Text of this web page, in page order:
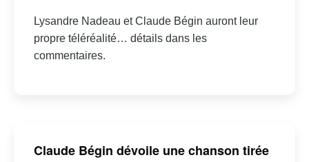
Lysandre Nadeau et Claude Bégin auront leur
propre téléréalité… détails dans les
commentaires.
Claude Bégin dévoile une chanson tirée